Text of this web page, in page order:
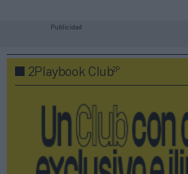
Publicidad
2Playbook Club2P